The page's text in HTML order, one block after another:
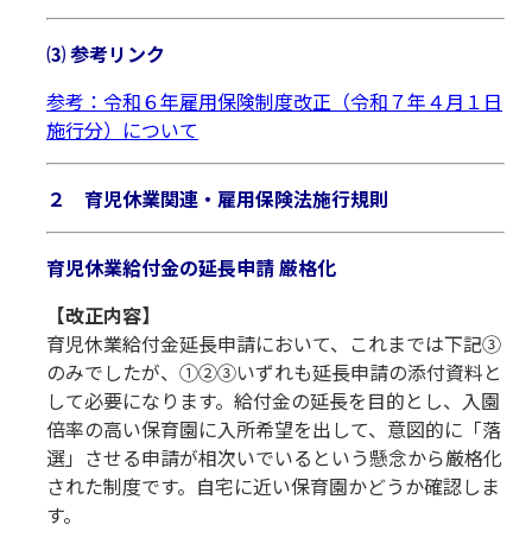
⑶ 参考リンク
参考：令和６年雇用保険制度改正（令和７年４月１日
施行分）について
２ 育児休業関連・雇用保険法施行規則
育児休業給付金の延長申請 厳格化
【改正内容】
育児休業給付金延長申請において、これまでは下記③
のみでしたが、①②③いずれも延長申請の添付資料と
して必要になります。給付金の延長を目的とし、入園
倍率の高い保育園に入所希望を出して、意図的に「落
選」させる申請が相次いでいるという懸念から厳格化
された制度です。自宅に近い保育園かどうか確認しま
す。